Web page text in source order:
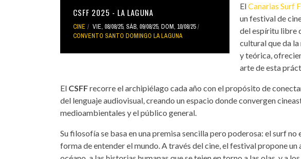
CSFF 2025 - LA LAGUNA
CINE VIE, 08/08/25, SÁB, 09/08/25, DOM, 10/08/25
CONVENTO SANTO DOMINGO LA LAGUNA
ElCanarias Surf
un festival de
del espíritu libre
cultural que da
y teórica,
arte de esta
El CSFFrecorre el archipiélago cada año con el propósito de
del lenguaje audiovisual, creando un espacio donde convergen
medioambientales y el público general.
Su filosofía se basa en una premisa sencilla pero poderosa: el surf
forma de entender el mundo. A través del cine, el festival propone